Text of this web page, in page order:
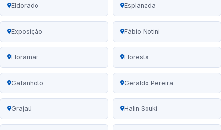
Eldorado Esplanada
Exposição Fábio Notini
Floramar Floresta
Gafanhoto Geraldo Pereira
Grajaú Halin Souki